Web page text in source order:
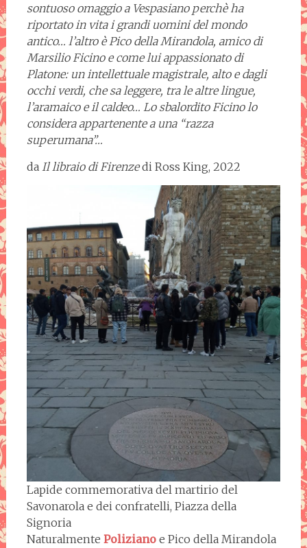
sontuoso omaggio a Vespasiano perchè ha
riportato in vita i grandi uomini del mondo
antico… l’altro è Pico della Mirandola, amico di
Marsilio Ficino e come lui appassionato di
Platone: un intellettuale magistrale, alto e dagli
occhi verdi, che sa leggere, tra le altre lingue,
l’aramaico e il caldeo… Lo sbalordito Ficino lo
considera appartenente a una “razza
superumana”…
da Il libraio di Firenzedi Ross King, 2022
Lapide commemorativa del martirio del
Savonarola e dei confratelli, Piazza della
Signoria
Naturalmente Polizianoe Pico della Mirandola